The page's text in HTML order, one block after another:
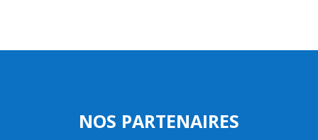
NOS PARTENAIRES